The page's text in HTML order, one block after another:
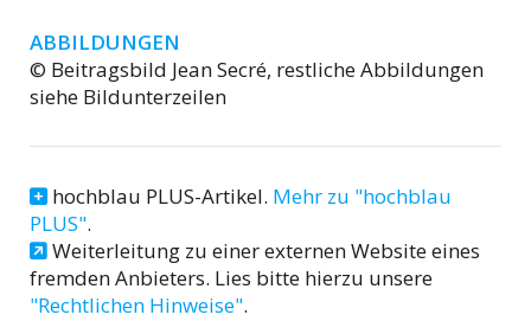
ABBILDUNGEN
© Beitragsbild Jean Secré, restliche Abbildungen
siehe Bildunterzeilen
hochblau PLUS-Artikel. Mehr zu "hochblau
PLUS".
Weiterleitung zu einer externen Website eines
fremden Anbieters. Lies bitte hierzu unsere
"Rechtlichen Hinweise".